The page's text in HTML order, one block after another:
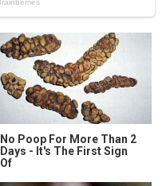
No Poop For More Than 2
Days - It's The First Sign
Of